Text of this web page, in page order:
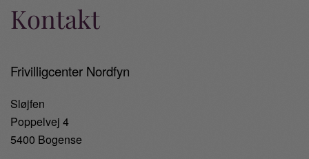
Kontakt
Frivilligcenter Nordfyn
Sløjfen
Poppelvej 4
5400 Bogense